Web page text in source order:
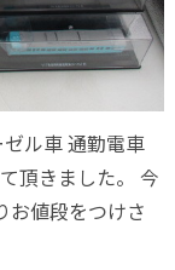
ル車 通勤電車
頂きました。 今
お値段をつけさ